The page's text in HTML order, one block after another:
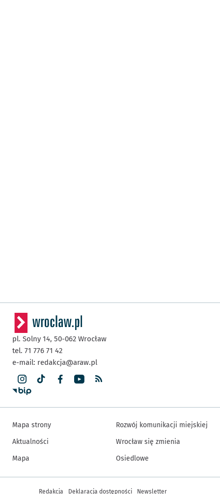
pl. Solny 14, 50-062 Wrocław
tel. 71 776 71 42
e-mail: redakcja@araw.pl
Mapa strony
Aktualności
Mapa
Rozwój komunikacji miejskiej
Wrocław się zmienia
Osiedlowe
Inne informacje
Redakcja Deklaracja dostępności Newsletter